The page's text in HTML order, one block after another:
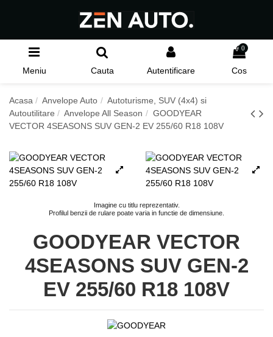
Meniu Cauta Autentificare
0
Cos
Acasa Anvelope Auto
Autoturisme, SUV (4x4) si
Autoutilitare
Anvelope All Season
GOODYEAR
VECTOR 4SEASONS SUV GEN-2 EV 255/60 R18 108V
Imagine cu titlu reprezentativ.
Profilul benzii de rulare poate varia in functie de dimensiune.
GOODYEAR VECTOR
4SEASONS SUV GEN-2
EV 255/60 R18 108V